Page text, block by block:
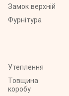
Замок верхній
Фурнітура
Утеплення
Товщина
коробу